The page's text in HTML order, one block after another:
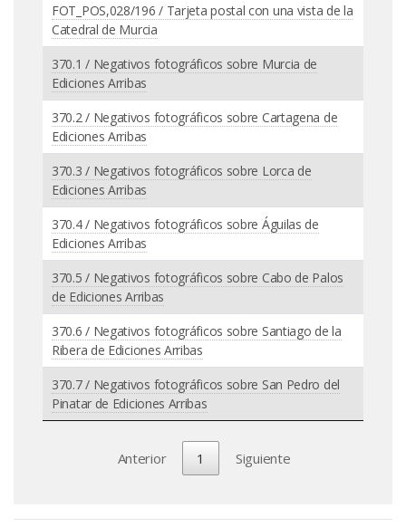
FOT_POS,028/196 / Tarjeta postal con una vista de la
Catedral de Murcia
370.1 / Negativos fotográficos sobre Murcia de
Ediciones Arribas
370.2 / Negativos fotográficos sobre Cartagena de
Ediciones Arribas
370.3 / Negativos fotográficos sobre Lorca de
Ediciones Arribas
370.4 / Negativos fotográficos sobre Águilas de
Ediciones Arribas
370.5 / Negativos fotográficos sobre Cabo de Palos
de Ediciones Arribas
370.6 / Negativos fotográficos sobre Santiago de la
Ribera de Ediciones Arribas
370.7 / Negativos fotográficos sobre San Pedro del
Pinatar de Ediciones Arribas
Anterior 1 Siguiente